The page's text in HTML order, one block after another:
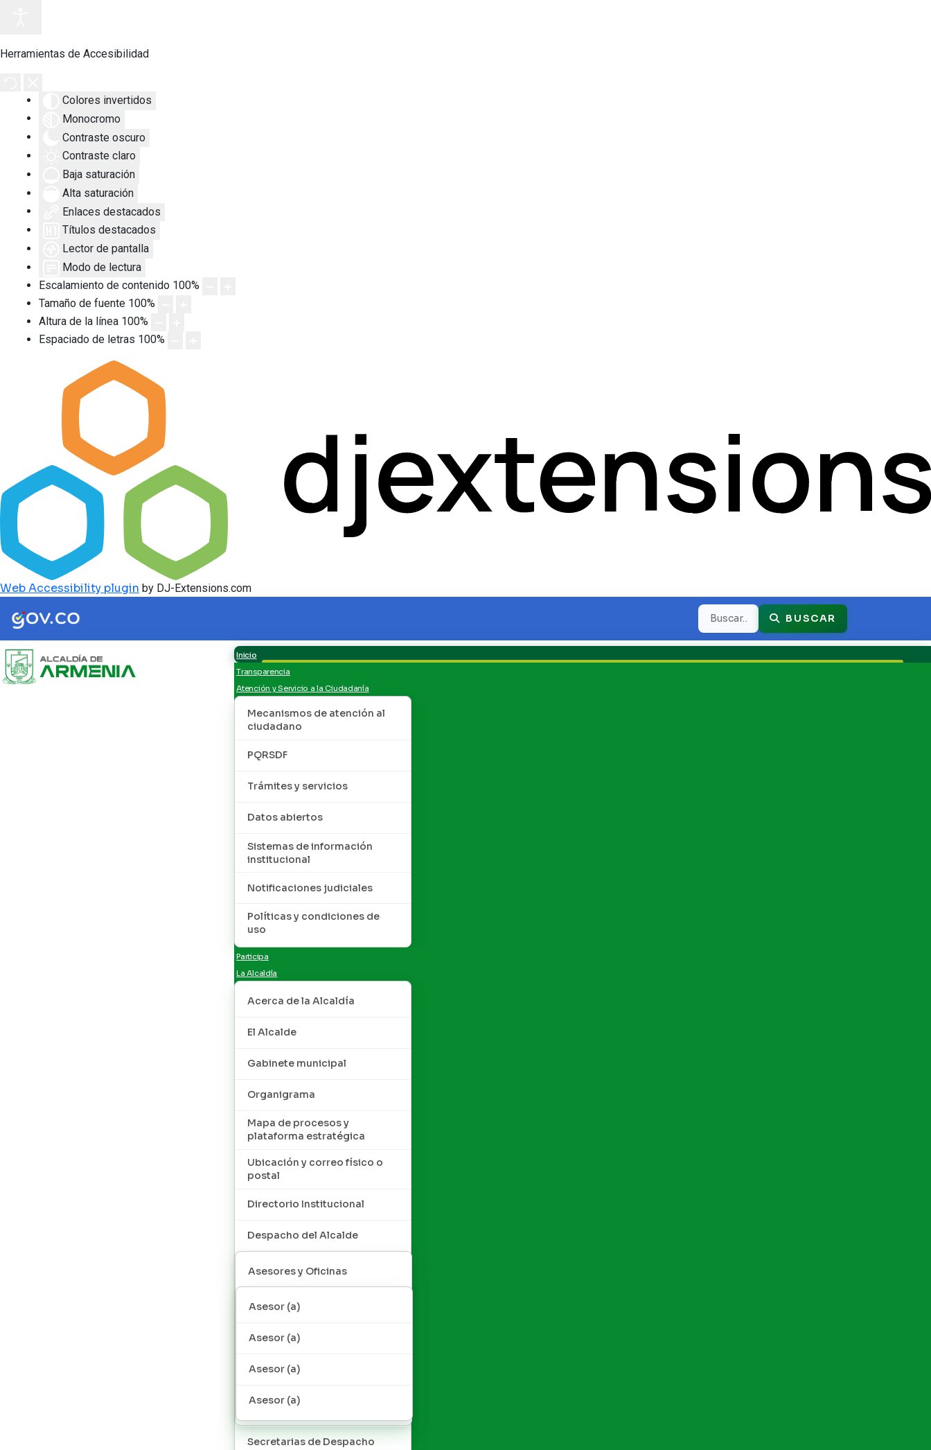
Herramientas de Accesibilidad
Colores invertidos
Monocromo
Contraste oscuro
Contraste claro
Baja saturación
Alta saturación
Enlaces destacados
Títulos destacados
Lector de pantalla
Modo de lectura
Escalamiento de contenido 100%
Tamaño de fuente 100%
Altura de la línea 100%
Espaciado de letras 100%
Web Accessibility plugin by DJ-Extensions.com
Buscar BUSCAR
Inicio
Transparencia
Atención y Servicio a la Ciudadanía
Mecanismos de atención al
ciudadano
PQRSDF
Trámites y servicios
Datos abiertos
Sistemas de información
institucional
Notificaciones judiciales
Políticas y condiciones de
uso
Participa
La Alcaldía
Acerca de la Alcaldía
El Alcalde
Gabinete municipal
Organigrama
Mapa de procesos y
plataforma estratégica
Ubicación y correo físico o
postal
Directorio Institucional
Despacho del Alcalde
Asesores y Oficinas
Asesor (a)
Asesor (a)
Asesor (a)
Asesor (a)
Secretarias de Despacho